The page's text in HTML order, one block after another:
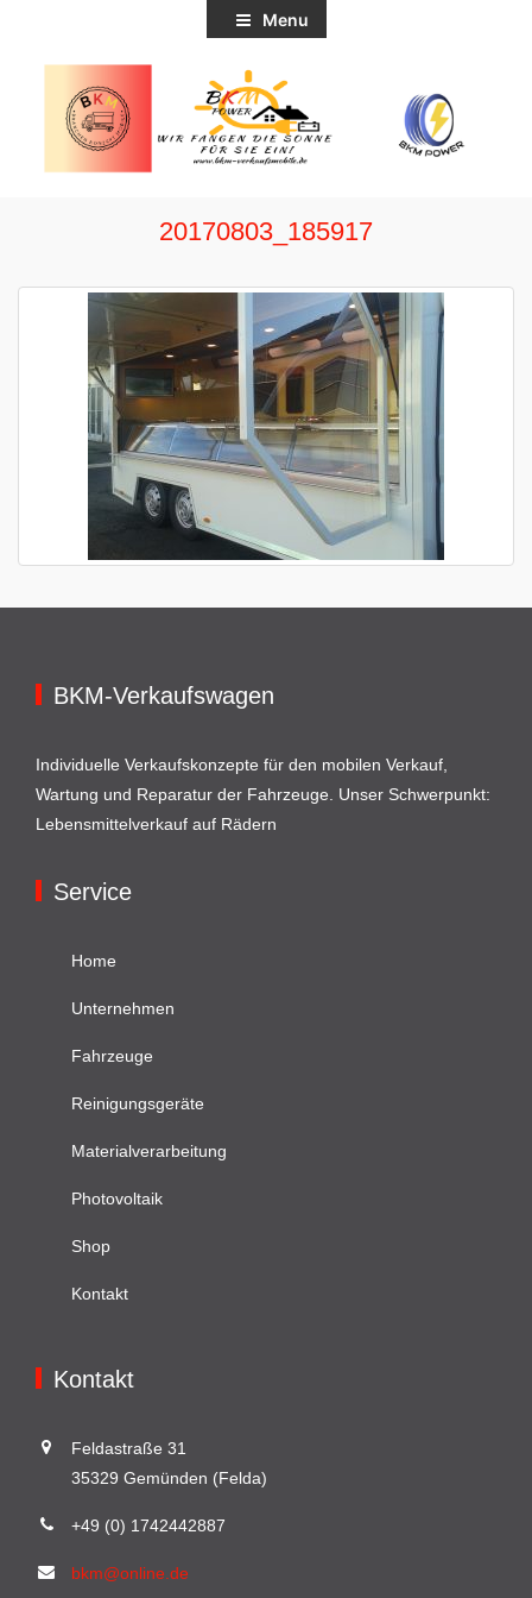
Menu
20170803_185917
BKM-Verkaufswagen
Individuelle Verkaufskonzepte für den mobilen Verkauf,
Wartung und Reparatur der Fahrzeuge. Unser Schwerpunkt:
Lebensmittelverkauf auf Rädern
Service
Home
Unternehmen
Fahrzeuge
Reinigungsgeräte
Materialverarbeitung
Photovoltaik
Shop
Kontakt
Kontakt
Feldastraße 31
35329 Gemünden (Felda)
+49 (0) 1742442887
bkm@online.de